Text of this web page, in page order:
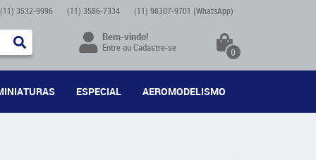
(11) 3532-9996 (11) 3586-7334 (11) 98307-9701 (WhatsApp)
Bem-vindo!
EntreouCadastre-se 0
ESPECIAL AEROMODELISMO